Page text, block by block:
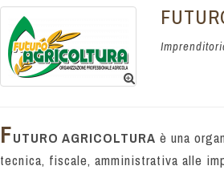
FUTURO AGRICOLTURA è una
tecnica, fiscale, amministrativa alle